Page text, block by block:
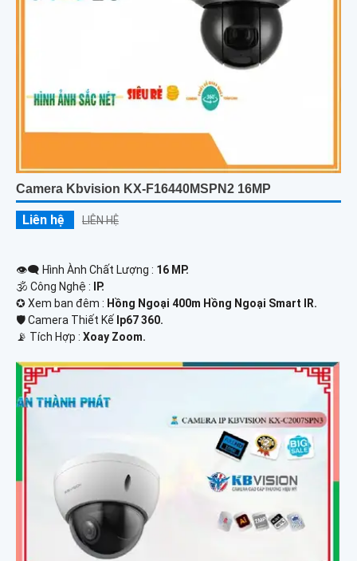
Camera Kbvision KX-F16440MSPN2 16MP
Liên hệ LIÊN HỆ
👁️‍🗨 Hình Ành Chất Lượng : 16 MP.
🕉️ Công Nghệ :
IP.
✪ Xem ban đêm : Hồng Ngoại 400m Hồng Ngoại Smart IR.
🛡 Camera Thiết Kế Ip67 360.
️📡 Tích Hợp : Xoay Zoom.